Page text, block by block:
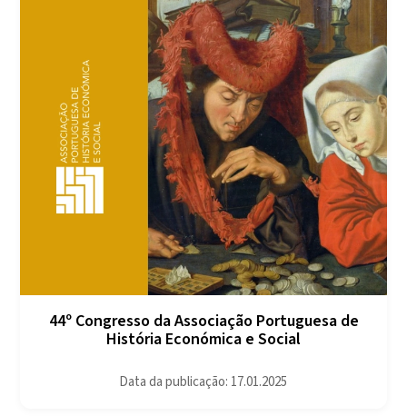
44º Congresso da Associação Portuguesa de
História Económica e Social
Data da publicação: 17.01.2025